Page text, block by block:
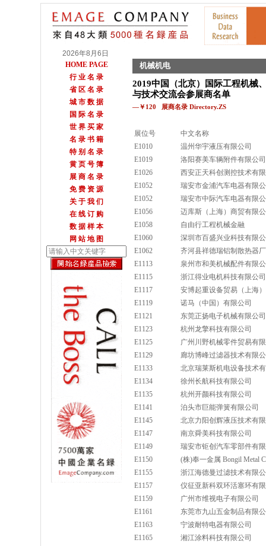
2026年8月6日
HOME PAGE
行 业 名 录
省 区 名 录
城 市 数 据
国 际 名 录
世 界 买 家
名 录 书 籍
特 别 名 录
黄 页 号 簿
展 商 名 录
免 费 资 源
关 于 我 们
在 线 订 购
数 据 样 本
网 站 地 图
机械机电
2019中国（北京）国际工程机械
与技术交流会参展商名单
—￥120 展商名录 Directory.ZS
展位号
中文名称
E1010
温州华宇液压有限公司
E1019
洛阳赛美车辆附件有限公司
E1026
西安正天科创测控技术有
E1052
瑞安市金浦汽车电器有限
E1052
瑞安市中际汽车电器有限
E1056
迈库斯（上海）商贸有限
E1058
自由行工程机械金融
E1060
深圳市百盛兴业科技有限
E1062
齐河县祥德瑞铝制散热器厂
E1113
泉州市和美机械配件有限
E1115
浙江得业电机科技有限公司
E1117
安博起重设备贸易（上海
E1119
诺马（中国）有限公司
E1121
东莞正扬电子机械有限公司
E1123
杭州龙擎科技有限公司
E1125
广州川野机械零件贸易有
E1129
廊坊博峰过滤器技术有限
E1133
北京瑞莱斯机电设备技术
E1134
徐州长航科技有限公司
E1135
杭州开颜科技有限公司
E1141
泊头市巨能弹簧有限公司
E1145
北京力阳创辉液压技术有
E1147
南京舜美科技有限公司
E1149
瑞安市钜创汽车零部件有
E1150
(株)奉一金属 Bongil Metal
E1155
浙江海德曼过滤技术有限
E1157
仪征亚新科双环活塞环有
E1159
广州市维视电子有限公司
E1161
东莞市九山五金制品有限
E1163
宁波耐特电器有限公司
E1165
湘江涂料科技有限公司